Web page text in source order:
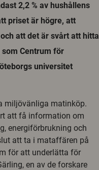
2,2 % av hushållens
priset är högre, att
att det är svårt att hitta
Centrum för
universitet
miljövänliga matinköp.
att få information om
energiförbrukning och
att ta i mataffären på
för att underlätta för
en av de forskare